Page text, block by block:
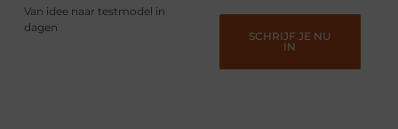
Van idee naar testmodel in
dagen
SCHRIJF JE NU
IN